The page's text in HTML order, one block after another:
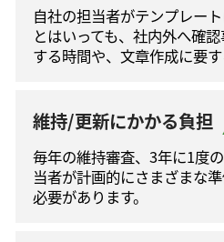
自社の担当者がテンプレー
とはいっても、社内外へ確
する時間や、文章作成に要す
維持/更新にかかる負担
毎年の維持審査、3年に1度
当者が計画的にさまざまな
必要があります。